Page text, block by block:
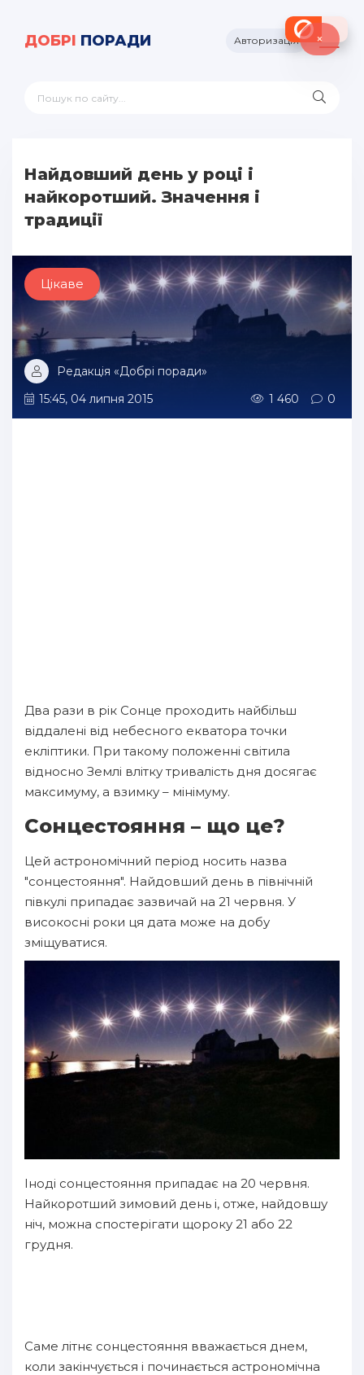
ДОБРІ ПОРАДИ Авторизація
Найдовший день у році і
найкоротший. Значення і
традиції
Цікаве
Редакція «Добрі поради»
15:45, 04 липня 2015
1 460 0
Два рази в рік Сонце проходить найбільш
віддалені від небесного екватора точки
екліптики. При такому положенні світила
відносно Землі влітку тривалість дня досягає
максимуму, а взимку – мінімуму.
Сонцестояння – що це?
Цей астрономічний період носить назва
"сонцестояння". Найдовший день в північній
півкулі припадає зазвичай на 21 червня. У
високосні роки ця дата може на добу
зміщуватися.
Іноді сонцестояння припадає на 20 червня.
Найкоротший зимовий день і, отже, найдовшу
ніч, можна спостерігати щороку 21 або 22
грудня.
Саме літнє сонцестояння вважається днем,
коли закінчується і починається астрономічна
×